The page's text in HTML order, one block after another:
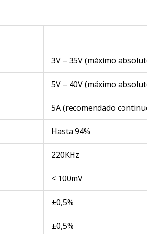
3V – 35V (máximo
5V – 40V (máximo
5A (recomendado
Hasta 94%
220KHz
< 100mV
±0,5%
±0,5%